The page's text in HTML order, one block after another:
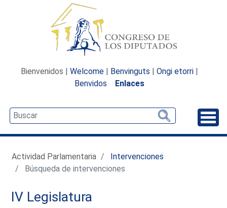
Bienvenidos | Welcome | Benvinguts | Ongi etorri |
Benvidos
Enlaces
Actividad Parlamentaria
Intervenciones
Búsqueda de intervenciones
IV Legislatura